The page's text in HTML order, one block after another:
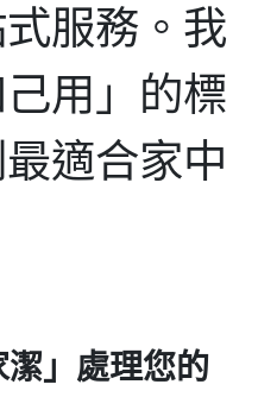
服務。我
用」的標
適合家中
」處理您的